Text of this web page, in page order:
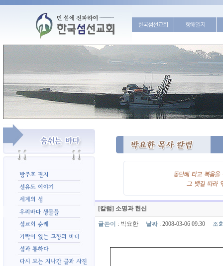
한국섬선교회 항해일지
[칼럼] 소명과 헌신
글쓴이 : 박요한 날짜: 2008-03-06 09:30 조